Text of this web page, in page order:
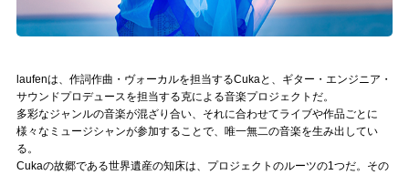
muevoコミュニティ
ぶいコミュ！by muevo
ぶいマガ！ by muevo
laufenは、作詞作曲・ヴォーカルを担当するCukaと、ギター・エンジニア・
サウンドプロデュースを担当する克による音楽プロジェクトだ。
多彩なジャンルの音楽が混ざり合い、それに合わせてライブや作品ごとに
様々なミュージシャンが参加することで、唯一無二の音楽を生み出してい
る。
Cukaの故郷である世界遺産の知床は、プロジェクトのルーツの1つだ。その